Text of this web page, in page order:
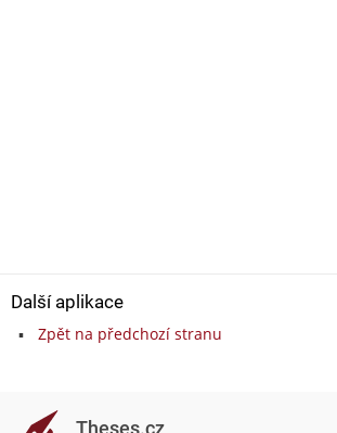
Další aplikace
Zpět na předchozí stranu
Theses.cz